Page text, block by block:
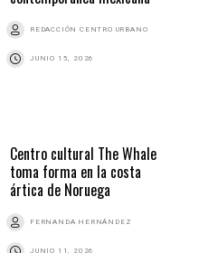
REDACCIÓN CENTRO URBANO
JUNIO 15, 2026
Centro cultural The Whale
toma forma en la costa
ártica de Noruega
FERNANDA HERNÁNDEZ
JUNIO 11, 2026